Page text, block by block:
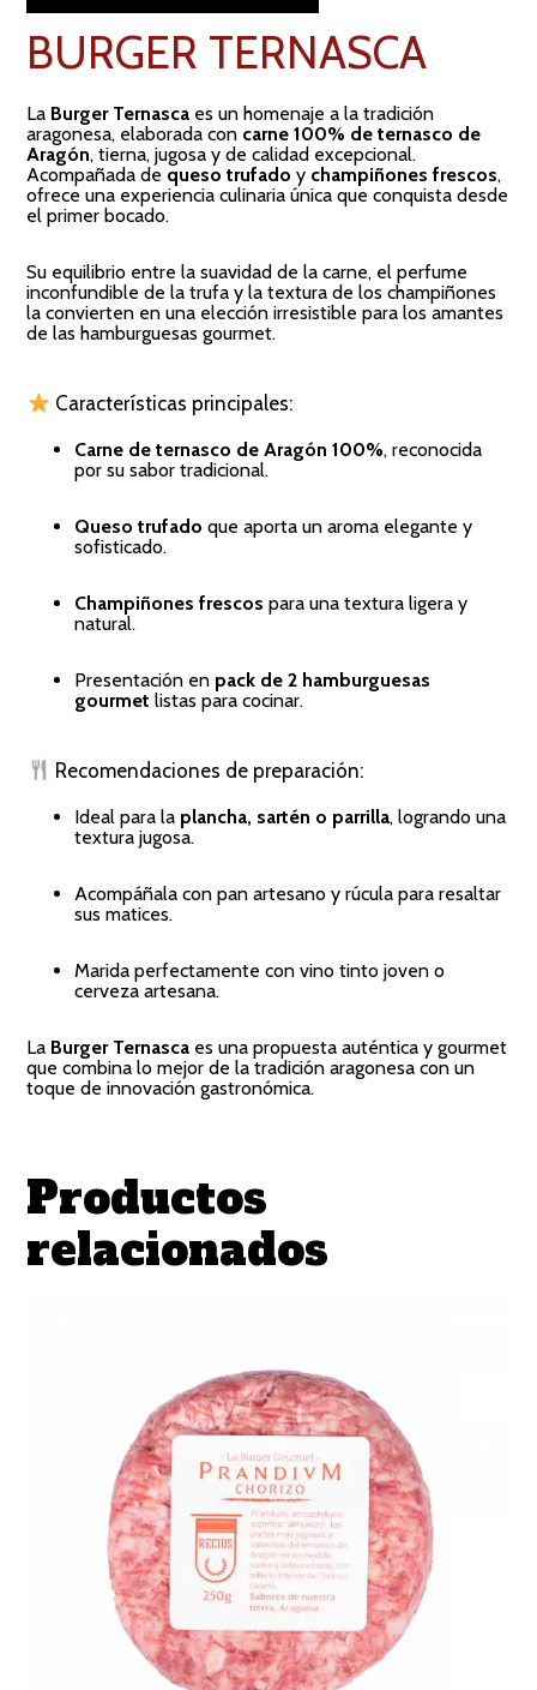
BURGER TERNASCA
La Burger Ternasca es un homenaje a la tradición
aragonesa, elaborada con carne 100% de ternasco de
Aragón, tierna, jugosa y de calidad excepcional.
Acompañada de queso trufado y champiñones frescos,
ofrece una experiencia culinaria única que conquista desde
el primer bocado.
Su equilibrio entre la suavidad de la carne, el perfume
inconfundible de la trufa y la textura de los champiñones
la convierten en una elección irresistible para los amantes
de las hamburguesas gourmet.
Características principales:
Carne de ternasco de Aragón 100%, reconocida
por su sabor tradicional.
Queso trufado que aporta un aroma elegante y
sofisticado.
Champiñones frescos para una textura ligera y
natural.
Presentación en pack de 2 hamburguesas
gourmet listas para cocinar.
Recomendaciones de preparación:
Ideal para la plancha, sartén o parrilla, logrando una
textura jugosa.
Acompáñala con pan artesano y rúcula para resaltar
sus matices.
Marida perfectamente con vino tinto joven o
cerveza artesana.
La Burger Ternasca es una propuesta auténtica y gourmet
que combina lo mejor de la tradición aragonesa con un
toque de innovación gastronómica.
Productos
relacionados